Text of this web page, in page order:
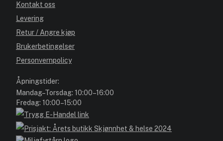
Kontakt oss
Levering
Retur / Angre kjøp
Brukerbetingelser
Personvernpolicy
Åpningstider:
Mandag–Torsdag: 10:00–16:00
Fredag: 10:00–15:00